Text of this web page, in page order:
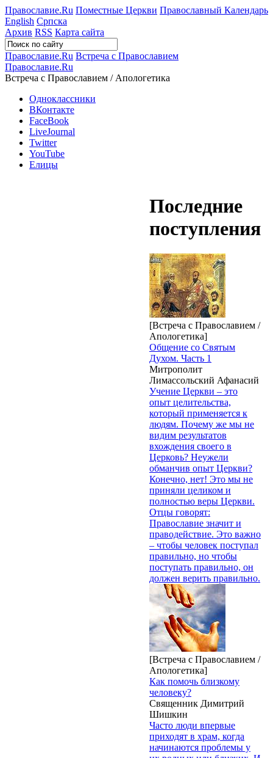
Православие.Ru Поместные Церкви Православный Календарь
English Српска
Архив RSS Карта сайта
Православие.Ru Встреча с Православием
Православие.Ru
Встреча с Православием / Апологетика
Одноклассники
ВКонтакте
FaceBook
LiveJournal
Twitter
YouTube
Елицы
Последние
поступления
[Встреча с Православием /
Апологетика]
Общение со Святым
Духом. Часть 1
Митрополит
Лимассольский Афанасий
Учение Церкви – это
опыт целительства,
который применяется к
людям. Почему же мы не
видим результатов
вхождения своего в
Церковь? Неужели
обманчив опыт Церкви?
Конечно, нет! Это мы не
приняли целиком и
полностью веры Церкви.
Отцы говорят:
Православие значит и
праводействие. Это важно
– чтобы человек поступал
правильно, но чтобы
поступать правильно, он
должен верить правильно.
[Встреча с Православием /
Апологетика]
Как помочь близкому
человеку?
Священник Димитрий
Шишкин
Часто люди впервые
приходят в храм, когда
начинаются проблемы у